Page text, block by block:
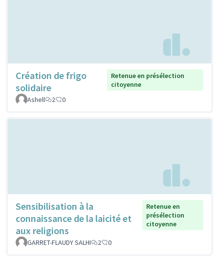
Création de frigo
solidaire
Retenue en présélection
citoyenne
Ashell
2 0
Sensibilisation à la
connaissance de la laicité et
aux religions
Retenue en
présélection
citoyenne
GARRET-FLAUDY SALHI 2 0